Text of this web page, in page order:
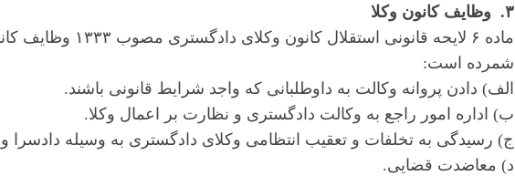
۳. وظایف کانون وکلا
ماده ۶ لایحه قانونی
شمرده است:
الف) دادن پروانه وکالت به داوطلبانی که واجد شرایط قانونی باشند.
ب) اداره امور راجع به وکالت دادگستری و نظارت بر اعمال وکلا.
ج) رسیدگی به تخلفات و تعقیب انتظامی وکلای دادگستری به وسیله دادسرا و
د) معاضدت قضایی.